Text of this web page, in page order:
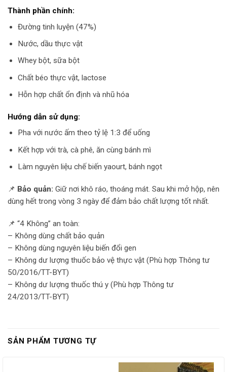
Thành phần chính:
Đường tinh luyện (47%)
Nước, dầu thực vật
Whey bột, sữa bột
Chất béo thực vật, lactose
Hỗn hợp chất ổn định và nhũ hóa
Hướng dẫn sử dụng:
Pha với nước ấm theo tỷ lệ 1:3 để uống
Kết hợp với trà, cà phê, ăn cùng bánh mì
Làm nguyên liệu chế biến yaourt, bánh ngọt
📌 Bảo quản: Giữ nơi khô ráo, thoáng mát. Sau khi mở hộp, nên
dùng hết trong vòng 3 ngày để đảm bảo chất lượng tốt nhất.
📌 “4 Không” an toàn:
– Không dùng chất bảo quản
– Không dùng nguyên liệu biến đổi gen
– Không dư lượng thuốc bảo vệ thực vật (Phù hợp Thông tư
50/2016/TT-BYT)
– Không dư lượng thuốc thú y (Phù hợp Thông tư
24/2013/TT-BYT)
SẢN PHẨM TƯƠNG TỰ